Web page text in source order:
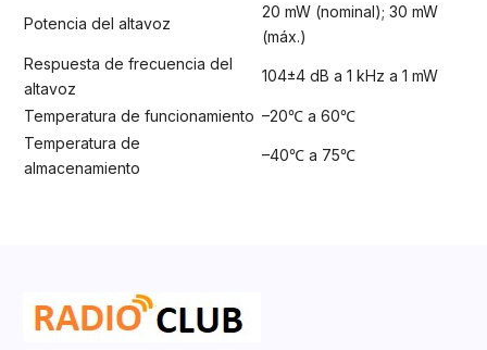
Potencia del altavoz
20 mW (nominal); 30 mW
(máx.)
Respuesta de frecuencia del
altavoz
104±4 dB a 1 kHz a 1 mW
Temperatura de funcionamiento –20℃ a 60℃
Temperatura de
almacenamiento
–40℃ a 75℃